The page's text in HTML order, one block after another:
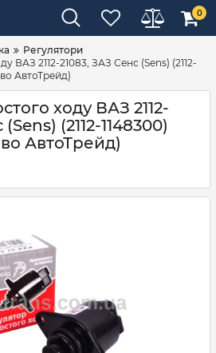
0
Регулятори
ВАЗ 2112-21083, ЗАЗ Сенс (Sens) (2112-
во АвтоТрейд)
ходу ВАЗ 2112-
(2112-1148300)
во АвтоТрейд)